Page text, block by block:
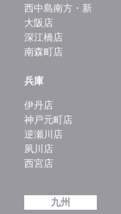
西中島南方・新
大阪店
深江橋店
南森町店
兵庫
伊丹店
神戸元町店
逆瀬川店
夙川店
西宮店
九州